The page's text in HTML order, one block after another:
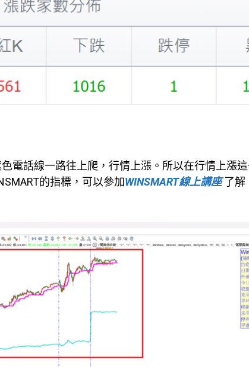
電話線一路往上爬，行情上漲。所以在行情上漲
的指標，可以參加WINSMART線上講座了解